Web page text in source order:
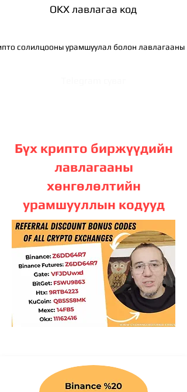
OKX лавлагаа код
солилцооны урамшуулал болон лавлагааны
Бүх крипто биржүүдийн
лавлагааны
хөнгөлөлтийн
урамшууллын кодууд